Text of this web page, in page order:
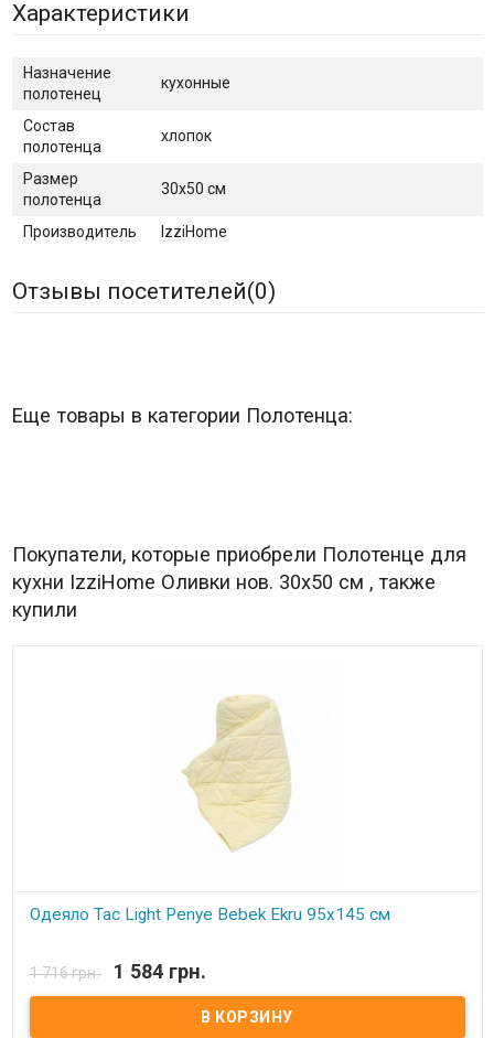
Характеристики
Назначение
полотенец
кухонные
Состав
полотенца
хлопок
Размер
полотенца
30х50 см
Производитель IzziHome
Отзывы посетителей(0)
Еще товары в категории Полотенца:
Покупатели, которые приобрели Полотенце для
кухни IzziHome Оливки нов. 30х50 см , также
купили
Одеяло Tac Light Penye Bebek Ekru 95x145 см
Одеяло Tac Light Penye Bebek Ekru 95x145 см для малышей.
Размер: 95x145 см. Чехол: 100% хлопок, мягкое трикотажное
волокно Наполнитель: утонченное гипоаллергенное
силиконизированное волокно. Производитель: TAC (Турция).
1 716 грн. 1 584 грн.